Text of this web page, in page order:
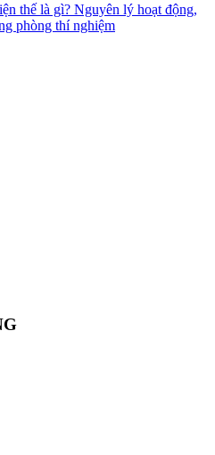
thế là gì? Nguyên lý hoạt động,
phòng thí nghiệm